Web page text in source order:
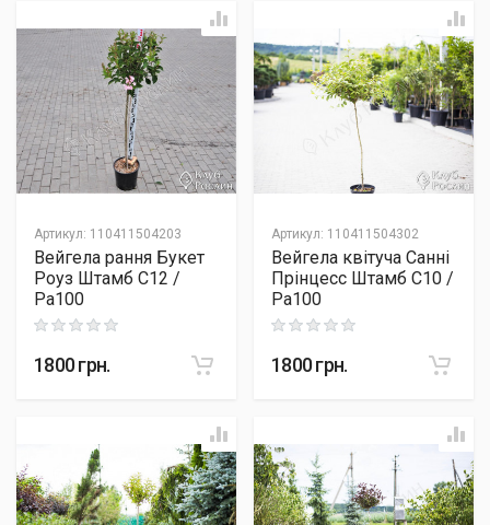
Артикул: 110411504203
Вейгела рання Букет
Роуз Штамб C12 /
Pa100
Rating: 0 out of 5
1800грн.
Артикул: 110411504302
Вейгела квітуча Санні
Прінцесс Штамб C10 /
Pa100
Rating: 0 out of 5
1800грн.